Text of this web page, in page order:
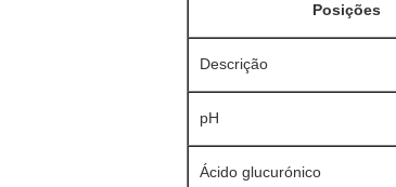
Posições
Descrição
pH
Ácido glucurónico